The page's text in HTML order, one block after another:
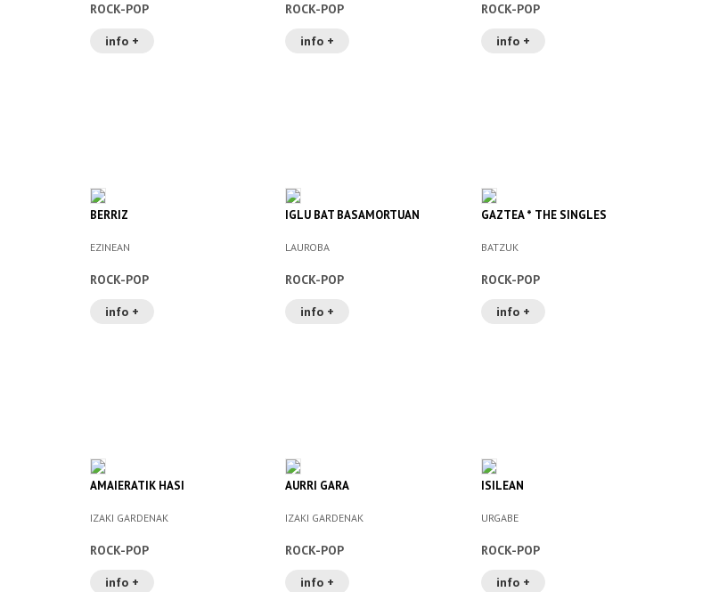
ROCK-POP
info +
ROCK-POP
info +
ROCK-POP
info +
BERRIZ
EZINEAN
ROCK-POP
info +
IGLU BAT BASAMORTUAN
LAUROBA
ROCK-POP
info +
GAZTEA * THE SINGLES
BATZUK
ROCK-POP
info +
AMAIERATIK HASI
IZAKI GARDENAK
ROCK-POP
info +
AURRI GARA
IZAKI GARDENAK
ROCK-POP
info +
ISILEAN
URGABE
ROCK-POP
info +